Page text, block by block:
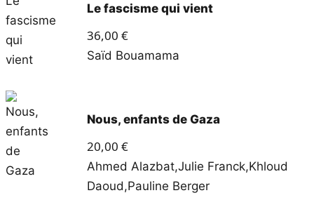
Le fascisme qui vient
36,00 €
Saïd Bouamama
Nous, enfants de Gaza
20,00 €
Ahmed Alazbat,Julie Franck,Khloud
Daoud,Pauline Berger